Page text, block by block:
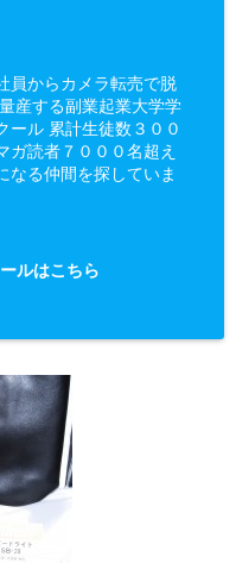
員からカメラ転売で脱
産する副業起業大学学
ール 累計生徒数３００
ガ読者７０００名超え
なる仲間を探していま
ルはこちら